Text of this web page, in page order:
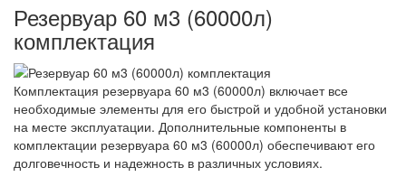
Резервуар 60 м3 (60000л)
комплектация
Комплектация резервуара 60 м3 (60000л) включает все
необходимые элементы для его быстрой и удобной установки
на месте эксплуатации. Дополнительные компоненты в
комплектации резервуара 60 м3 (60000л) обеспечивают его
долговечность и надежность в различных условиях.